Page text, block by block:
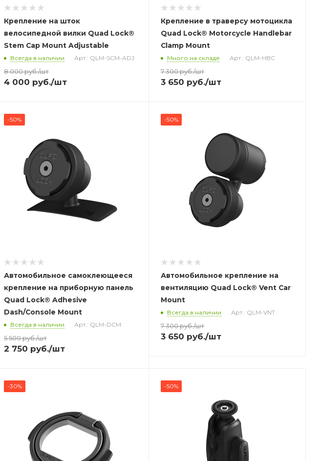
Крепление на шток
велосипедной вилки Quad Lock®
Stem Cap Mount Adjustable
Всегда в наличии Арт.: QLM-SCM-ADJ
8 000руб./шт
4 000 руб./шт
Крепление в траверсу мотоцикла
Quad Lock® Motorcycle Handlebar
Clamp Mount
Много на складе Арт.: QLM-HBC
7 300руб./шт
3 650 руб./шт
-50%
Автомобильное самоклеющееся
крепление на приборную панель
Quad Lock® Adhesive
Dash/Console Mount
Всегда в наличии Арт.: QLM-DCM
5 500руб./шт
2 750 руб./шт
-50%
Автомобильное крепление на
вентиляцию Quad Lock® Vent Car
Mount
Всегда в наличии Арт.: QLM-VNT
7 300руб./шт
3 650 руб./шт
-30% -50%